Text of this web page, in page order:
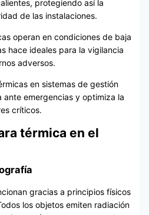
protegiendo así la
de las instalaciones.
operan en condiciones de baja
hace ideales para la vigilancia
adversos.
en sistemas de gestión
ante emergencias y optimiza la
críticos.
térmica en el
gracias a principios físicos
los objetos emiten radiación